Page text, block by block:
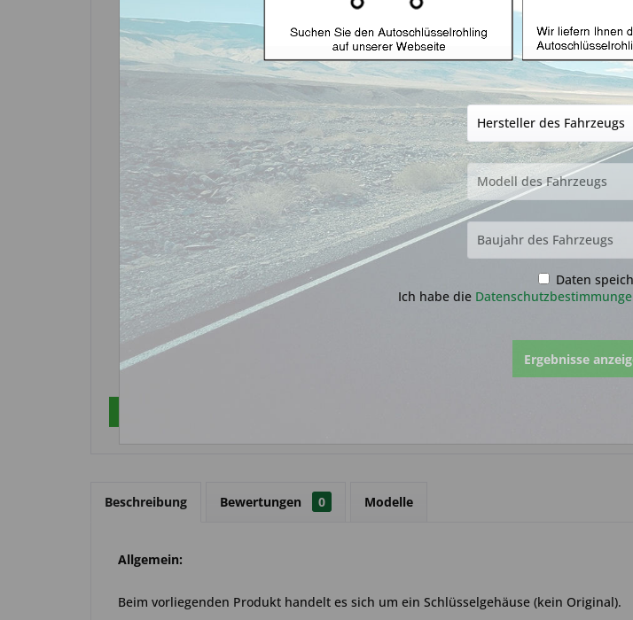
inkl.
Beschreibung Bewertungen 0 Modelle
Allgemein:
Beim vorliegenden Produkt handelt es sich um ein Schlüsselgehäuse (kein Original).
Daten
Ich habe die
Ergebnisse